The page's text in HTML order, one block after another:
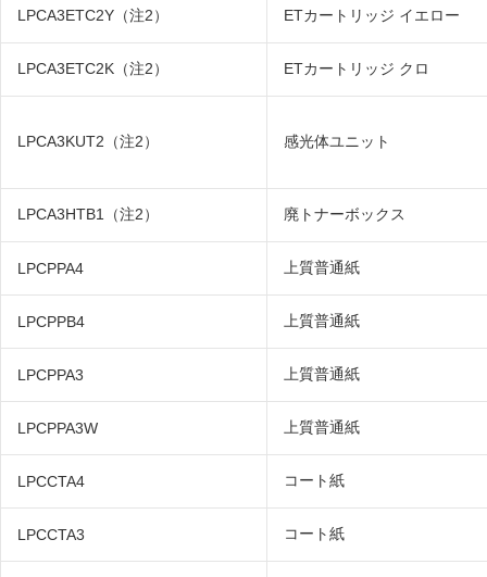
LPCA3ETC2Y（注2） ETカートリッジ イエロー
LPCA3ETC2K（注2） ETカートリッジ クロ
LPCA3KUT2（注2） 感光体ユニット
LPCA3HTB1（注2） 廃トナーボックス
LPCPPA4 上質普通紙
LPCPPB4 上質普通紙
LPCPPA3 上質普通紙
LPCPPA3W 上質普通紙
LPCCTA4 コート紙
LPCCTA3 コート紙